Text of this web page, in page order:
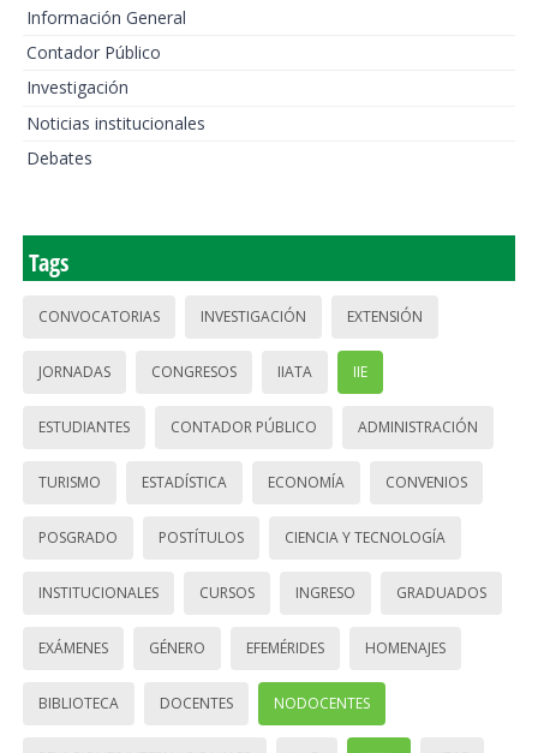
Información General
Contador Público
Investigación
Noticias institucionales
Debates
Tags
CONVOCATORIAS INVESTIGACIÓN EXTENSIÓN
JORNADAS CONGRESOS IIATA IIE
ESTUDIANTES CONTADOR PÚBLICO ADMINISTRACIÓN
TURISMO ESTADÍSTICA ECONOMÍA CONVENIOS
POSGRADO POSTÍTULOS CIENCIA Y TECNOLOGÍA
INSTITUCIONALES CURSOS INGRESO GRADUADOS
EXÁMENES GÉNERO EFEMÉRIDES HOMENAJES
BIBLIOTECA DOCENTES NODOCENTES